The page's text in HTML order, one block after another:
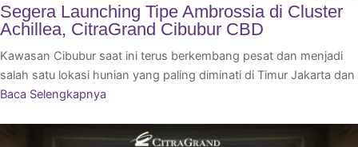
Segera Launching Tipe Ambrossia di Cluster
Achillea, CitraGrand Cibubur CBD
Kawasan Cibubur saat ini terus berkembang pesat dan menjadi
salah satu lokasi hunian yang paling diminati di Timur Jakarta dan
Baca Selengkapnya